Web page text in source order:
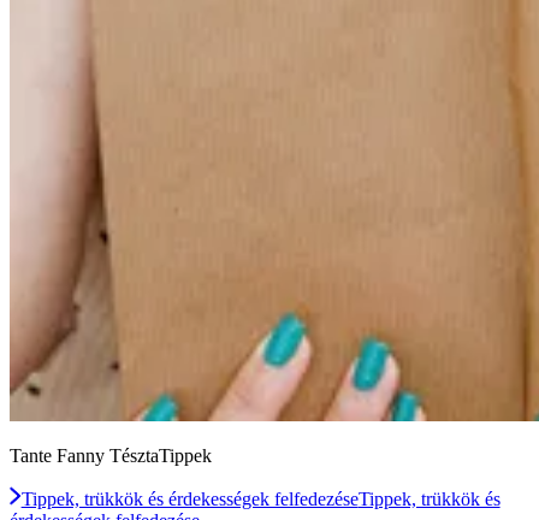
Tante Fanny TésztaTippek
Tippek, trükkök és érdekességek felfedezéseTippek, trükkök és